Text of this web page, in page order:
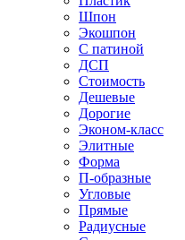
Шпон
Экошпон
С патиной
ДСП
Стоимость
Дешевые
Дорогие
Эконом-класс
Элитные
Форма
П-образные
Угловые
Прямые
Радиусные